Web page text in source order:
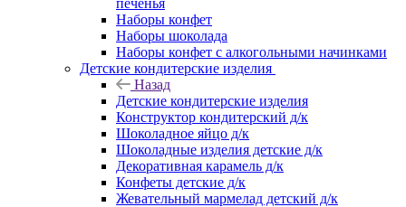
печенья
Наборы конфет
Наборы шоколада
Наборы конфет с алкогольными начинками
Детские кондитерские изделия
Назад
Детские кондитерские изделия
Конструктор кондитерский д/к
Шоколадное яйцо д/к
Шоколадные изделия детские д/к
Декоративная карамель д/к
Конфеты детские д/к
Жевательный мармелад детский д/к